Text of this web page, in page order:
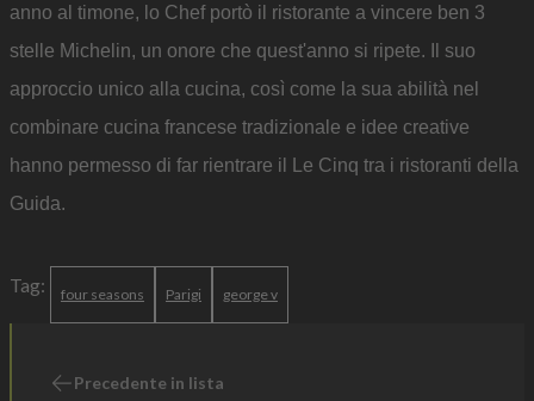
anno al timone, lo Chef portò il ristorante a vincere ben 3
stelle Michelin, un onore che quest'anno si ripete. Il suo
approccio unico alla cucina, così come la sua abilità nel
combinare cucina francese tradizionale e idee creative
hanno permesso di far rientrare il Le Cinq tra i ristoranti della
Guida.
Tag: four seasons Parigi george v
Precedente in lista